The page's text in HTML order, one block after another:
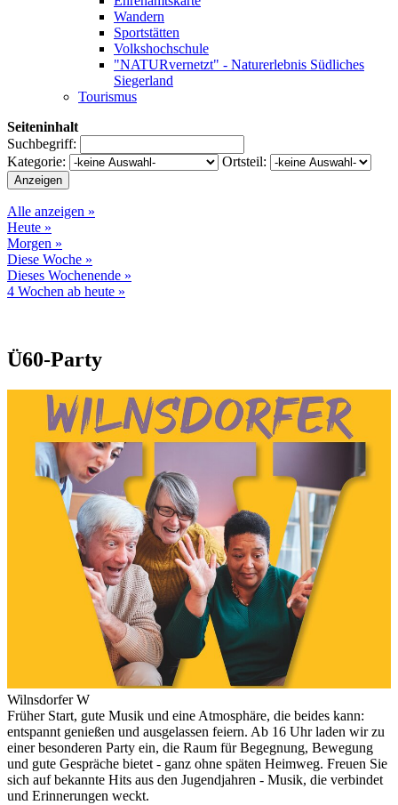
Wandern
Sportstätten
Volkshochschule
"NATURvernetzt" - Naturerlebnis Südliches
Siegerland
Tourismus
Seiteninhalt
Suchbegriff:
Kategorie:
Ortsteil:
Alle anzeigen »
Heute »
Morgen »
Diese Woche »
Dieses Wochenende »
4 Wochen ab heute »
Ü60-Party
Wilnsdorfer W
Früher Start, gute Musik und eine Atmosphäre, die beides kann:
entspannt genießen und ausgelassen feiern. Ab 16 Uhr laden wir zu
einer besonderen Party ein, die Raum für Begegnung, Bewegung
und gute Gespräche bietet - ganz ohne späten Heimweg. Freuen Sie
sich auf bekannte Hits aus den Jugendjahren - Musik, die verbindet
und Erinnerungen weckt.